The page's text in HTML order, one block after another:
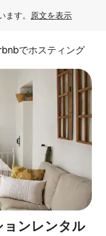
す。 原文を表示
でホスティング
ンレンタル